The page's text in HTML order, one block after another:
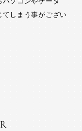
てしまう事がござい